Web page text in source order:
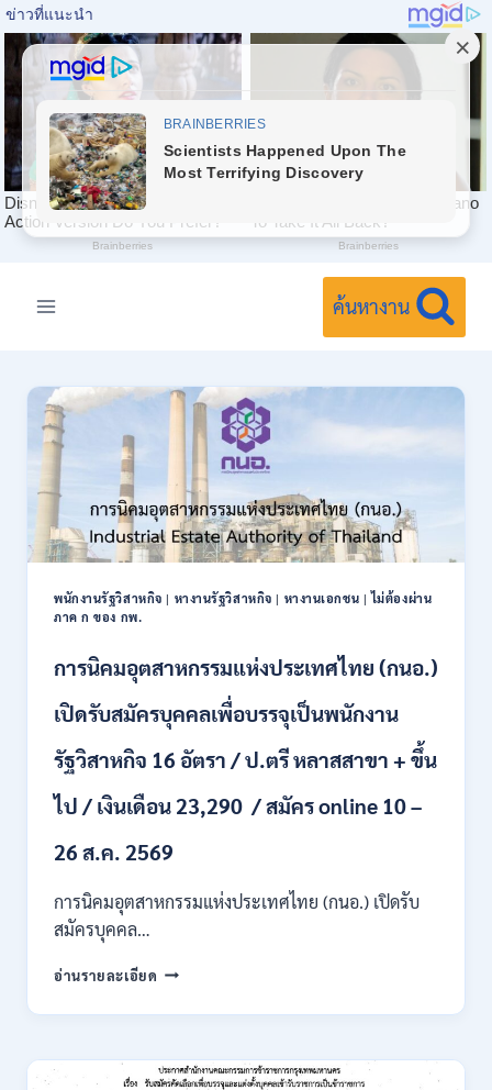
ค้นหางาน
พนักงานรัฐวิสาหกิจ | หางานรัฐวิสาหกิจ | หางานเอกชน |ไม่ต้องผ่าน
ภาค ก ของ กพ.
การนิคมอุตสาหกรรมแห่งประเทศไทย (กนอ.)
เปิดรับสมัครบุคคลเพื่อบรรจุเป็นพนักงาน
รัฐวิสาหกิจ 16 อัตรา / ป.ตรี หลาสสาขา + ขึ้น
ไป / เงินเดือน 23,290 / สมัคร online 10 –
26 ส.ค. 2569
การนิคมอุตสาหกรรมแห่งประเทศไทย (กนอ.) เปิดรับ
สมัครบุคคล…
อ่านรายละเอียด การ
อุตสาหกรรม
ประเทศไทย
(กนอ.)